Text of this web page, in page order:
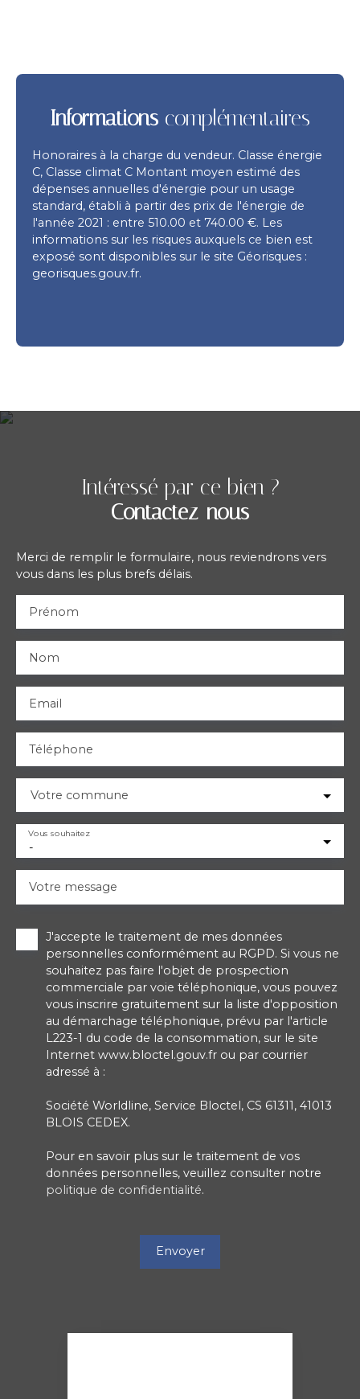
Informations complémentaires
Honoraires à la charge du vendeur. Classe énergie
C, Classe climat C Montant moyen estimé des
dépenses annuelles d'énergie pour un usage
standard, établi à partir des prix de l'énergie de
l'année 2021 : entre 510.00 et 740.00 €. Les
informations sur les risques auxquels ce bien est
exposé sont disponibles sur le site Géorisques :
georisques.gouv.fr.
Intéressé par ce bien ?
Contactez-nous
Merci de remplir le formulaire, nous reviendrons vers
vous dans les plus brefs délais.
Prénom
Nom
Email
Téléphone
Votre commune
-
Vous souhaitez
Votre message
J'accepte le traitement de mes données
personnelles conformément au RGPD. Si vous ne
souhaitez pas faire l'objet de prospection
commerciale par voie téléphonique, vous pouvez
vous inscrire gratuitement sur la liste d'opposition
au démarchage téléphonique, prévu par l'article
L223-1 du code de la consommation, sur le site
Internet www.bloctel.gouv.fr ou par courrier
adressé à :
Société Worldline, Service Bloctel, CS 61311, 41013
BLOIS CEDEX.
Pour en savoir plus sur le traitement de vos
données personnelles, veuillez consulter notre
politique de confidentialité.
Envoyer